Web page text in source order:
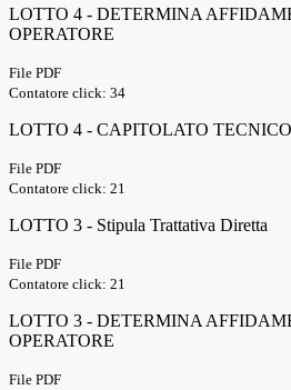
LOTTO 4 - DETERMINA
OPERATORE
File PDF
Contatore click: 34
LOTTO 4 - CAPITOLATO TECNICO
File PDF
Contatore click: 21
LOTTO 3 - Stipula Trattativa Diretta
File PDF
Contatore click: 21
LOTTO 3 - DETERMINA
OPERATORE
File PDF